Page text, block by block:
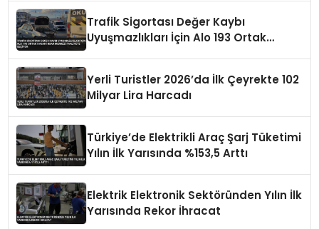
Trafik Sigortası Değer Kaybı
Uyuşmazlıkları İçin Alo 193 Ortak
Yerli Turistler 2026’da İlk Çeyrekte 102
Milyar Lira Harcadı
Türkiye’de Elektrikli Araç Şarj Tüketimi
Yılın İlk Yarısında %153,5 Arttı
Elektrik Elektronik Sektöründen Yılın İlk
Yarısında Rekor İhracat